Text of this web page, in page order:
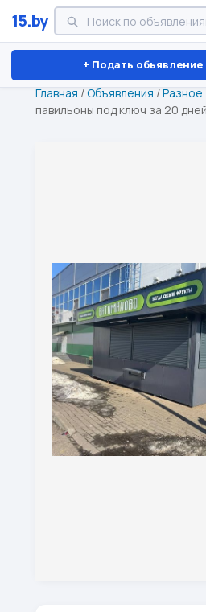
15.by
+ Подать объявление
Минск Витебск Брест
Главная /Объявления /Разное
павильоны под ключ за 20 дней